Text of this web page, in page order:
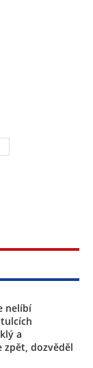
nelíbí
a
zpět, dozvěděl